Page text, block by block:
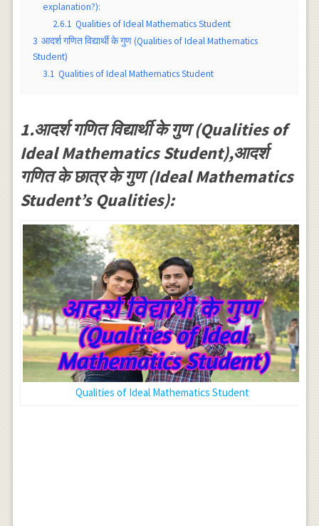
explanation?):
2.6.1 Qualities of Ideal Mathematics Student
3 आदर्श गणित विद्यार्थी के गुण (Qualities of Ideal Mathematics
Student)
3.1 Qualities of Ideal Mathematics Student
1.आदर्श गणित विद्यार्थी के गुण (Qualities of
Ideal Mathematics Student),आदर्श
गणित के छात्र के गुण (Ideal Mathematics
Student’s Qualities):
Qualities of Ideal Mathematics Student